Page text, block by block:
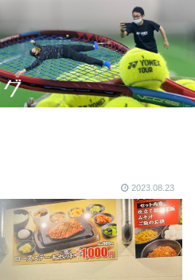
2023.08.23